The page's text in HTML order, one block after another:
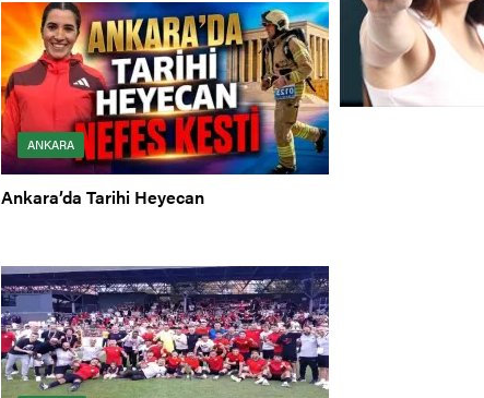
ANKARA
Ankara’da Tarihi Heyecan